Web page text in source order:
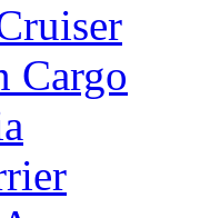
Cargo